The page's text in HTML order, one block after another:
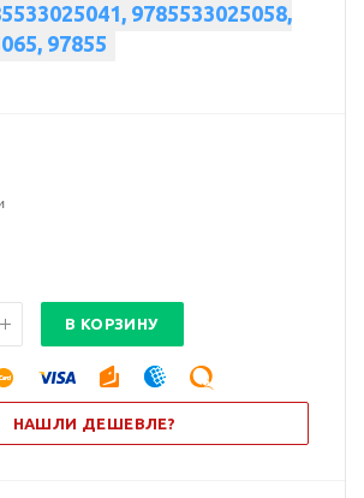
9785533025058,
97855
В КОРЗИНУ
НАШЛИ ДЕШЕВЛЕ?